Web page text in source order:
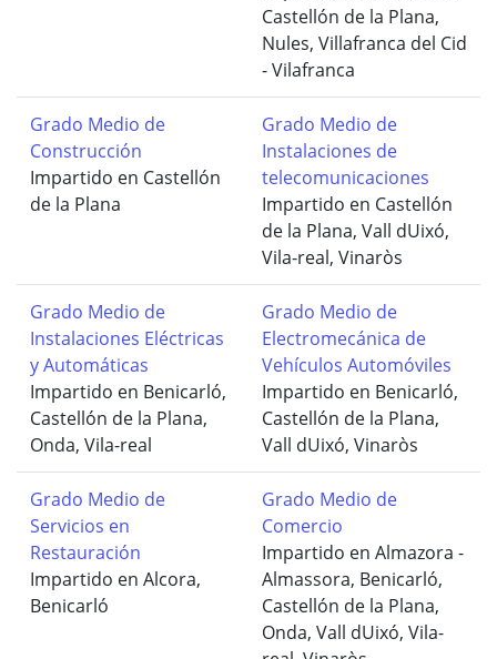
Castellón de la Plana,
Nules, Villafranca del Cid
- Vilafranca
Grado Medio de
Construcción
Impartido en Castellón
de la Plana
Grado Medio de
Instalaciones de
telecomunicaciones
Impartido en Castellón
de la Plana, Vall dUixó,
Vila-real, Vinaròs
Grado Medio de
Instalaciones Eléctricas
y Automáticas
Impartido en Benicarló,
Castellón de la Plana,
Onda, Vila-real
Grado Medio de
Electromecánica de
Vehículos Automóviles
Impartido en Benicarló,
Castellón de la Plana,
Vall dUixó, Vinaròs
Grado Medio de
Servicios en
Restauración
Impartido en Alcora,
Benicarló
Grado Medio de
Comercio
Impartido en Almazora -
Almassora, Benicarló,
Castellón de la Plana,
Onda, Vall dUixó, Vila-